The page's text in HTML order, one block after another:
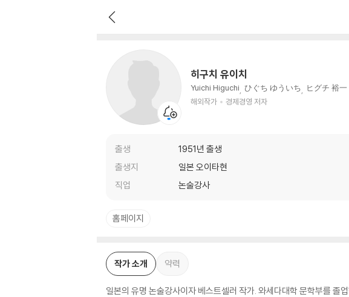
히구치 유이치
Yuichi Higuchi ひぐち ゆういち
ヒグチ 裕一
해외작가
경제경영 저자
출생
1951년 출생
출생지
일본 오이타현
직업
논술강사
홈페이지
작가 소개 약력
일본의 유명 논술강사이자 베스트셀러 작가. 와세다대학 문학부를 졸